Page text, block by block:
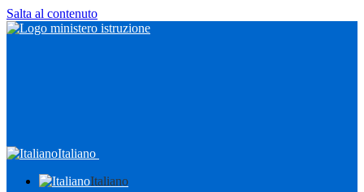
Salta al contenuto
Italiano
Italiano